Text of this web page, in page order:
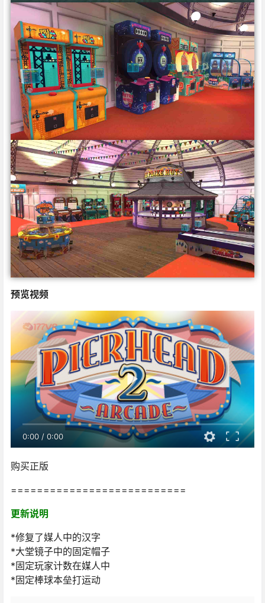
预览视频
0:00 / 0:00
购买正版
===========================
更新说明
*修复了媒人中的汉字
*大堂镜子中的固定帽子
*固定玩家计数在媒人中
*固定棒球本垒打运动